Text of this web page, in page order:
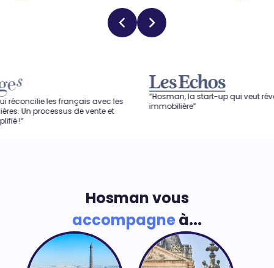
français avec les
de vente et
“Hosman, la start-up qui veut révolutionner
immobilière”
Hosman vous
accompagneà...